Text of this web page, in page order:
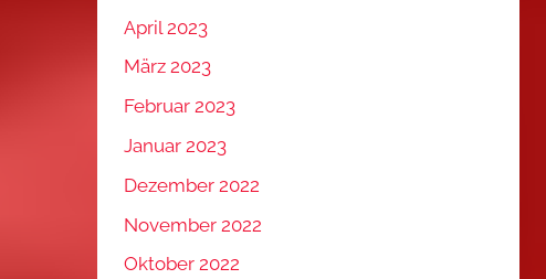
April 2023
März 2023
Februar 2023
Januar 2023
Dezember 2022
November 2022
Oktober 2022